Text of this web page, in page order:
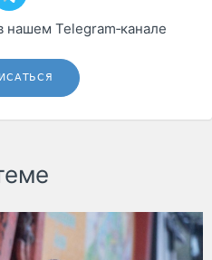
нашем Telegram‑канале